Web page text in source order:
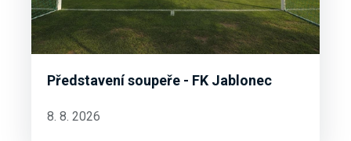
Představení soupeře - FK Jablonec
8. 8. 2026